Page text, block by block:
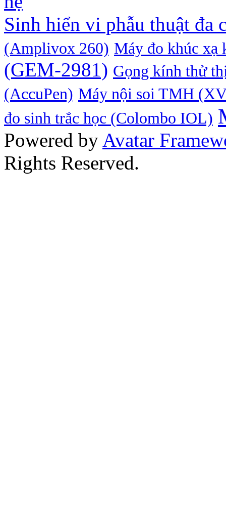
Sinh hiển vi phẫu thuật đa
(Amplivox 260) Máy đo khúc xạ
(GEM-2981) Gọng kính thử
(AccuPen) Máy nội soi TMH
đo sinh trắc học (Colombo IOL)
Powered by Avatar
Rights Reserved.